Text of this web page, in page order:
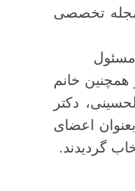
مجله تخصصی
مسئول
همچنین خانم
دکتر
اعضای
گردیدند.